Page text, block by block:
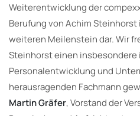
Weiterentwicklung der
Berufung von Achim Steinhorst
weiteren Meilenstein dar. Wir
Steinhorst einen insbesondere
Personalentwicklung und
herausragenden Fachmann
Martin Gräfer, Vorstand der